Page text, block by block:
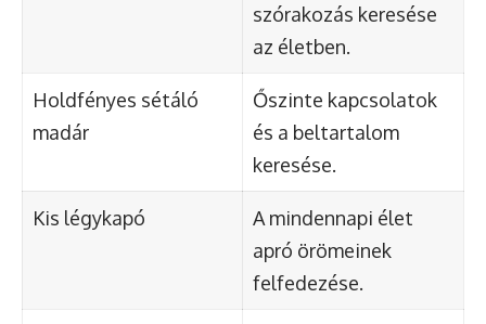
szórakozás keresése
az életben.
Holdfényes sétáló
madár
Őszinte kapcsolatok
és a beltartalom
keresése.
Kis légykapó
A mindennapi élet
apró örömeinek
felfedezése.